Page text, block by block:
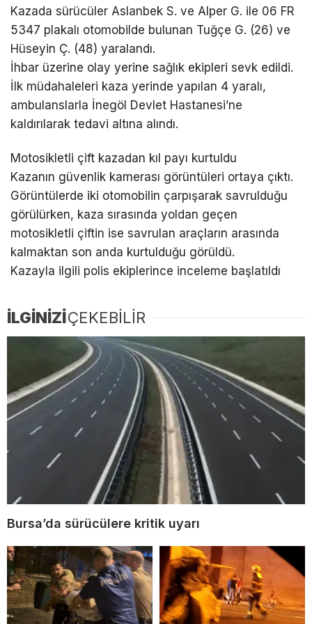
Kazada sürücüler Aslanbek S. ve Alper G. ile 06 FR
5347 plakalı otomobilde bulunan Tuğçe G. (26) ve
Hüseyin Ç. (48) yaralandı.
İhbar üzerine olay yerine sağlık ekipleri sevk edildi.
İlk müdahaleleri kaza yerinde yapılan 4 yaralı,
ambulanslarla İnegöl Devlet Hastanesi’ne
kaldırılarak tedavi altına alındı.
Motosikletli çift kazadan kıl payı kurtuldu
Kazanın güvenlik kamerası görüntüleri ortaya çıktı.
Görüntülerde iki otomobilin çarpışarak savrulduğu
görülürken, kaza sırasında yoldan geçen
motosikletli çiftin ise savrulan araçların arasında
kalmaktan son anda kurtulduğu görüldü.
Kazayla ilgili polis ekiplerince inceleme başlatıldı
İLGİNİZİÇEKEBİLİR
Bursa’da sürücülere kritik uyarı